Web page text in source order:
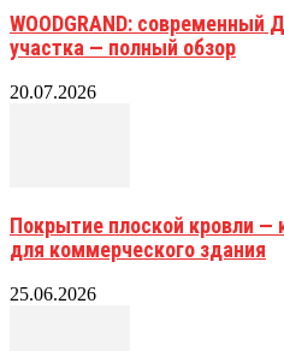
WOODGRAND: современный
участка — полный обзор
20.07.2026
Покрытие плоской кровли
для коммерческого здания
25.06.2026